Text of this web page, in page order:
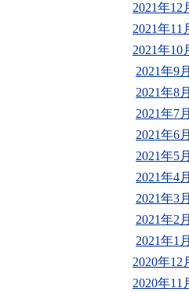
2021年12
2021年11
2021年10
2021年9月
2021年8月
2021年7月
2021年6月
2021年5月
2021年4月
2021年3月
2021年2月
2021年1月
2020年12
2020年11